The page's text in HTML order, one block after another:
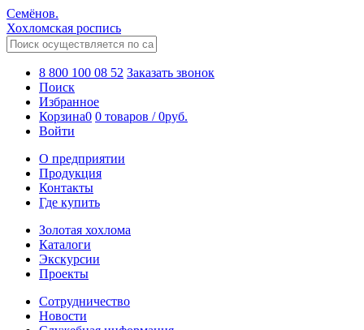
Семёнов.
Хохломская роспись
8 800 100 08 52 Заказать звонок
Поиск
Избранное
Корзина0 0 товаров /0руб.
Войти
О предприятии
Продукция
Контакты
Где купить
Золотая хохлома
Каталоги
Экскурсии
Проекты
Сотрудничество
Новости